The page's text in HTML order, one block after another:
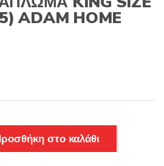
ADAM HOME
στο καλάθι